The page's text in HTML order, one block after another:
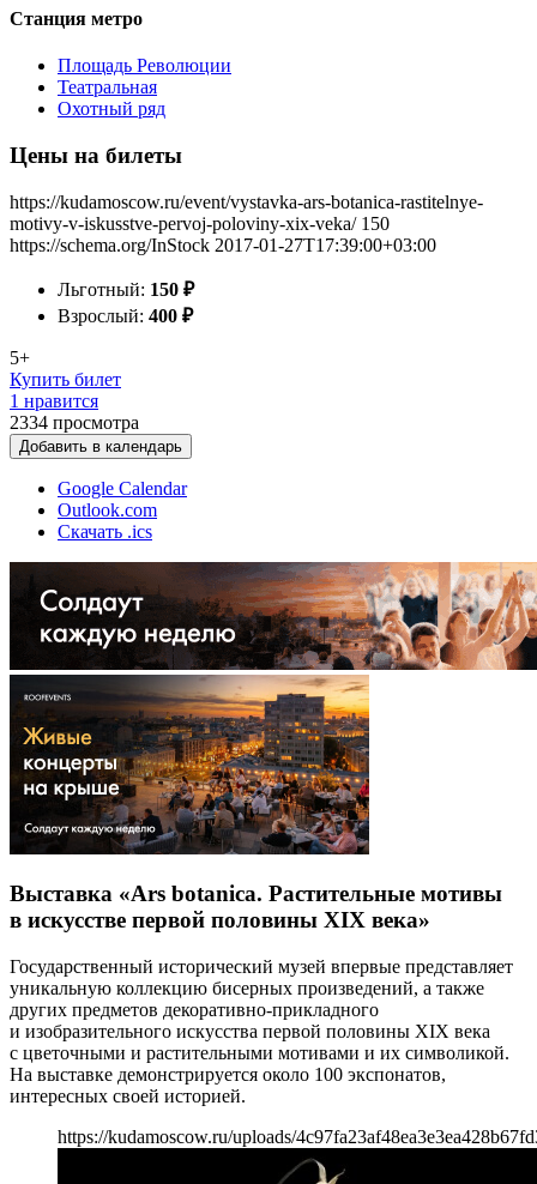
Станция метро
Площадь Революции
Театральная
Охотный ряд
Цены на билеты
https://kudamoscow.ru/event/vystavka-ars-botanica-rastitelnye-
motivy-v-iskusstve-pervoj-poloviny-xix-veka/ 150
https://schema.org/InStock 2017-01-27T17:39:00+03:00
Льготный: 150 ₽
Взрослый: 400 ₽
5+
Купить билет
1 нравится
2334 просмотра
Добавить в календарь
Google Calendar
Outlook.com
Скачать .ics
Выставка «Аrs botanica. Растительные мотивы
в искусстве первой половины XIX века»
Государственный исторический музей впервые представляет
уникальную коллекцию бисерных произведений, а также
других предметов декоративно-прикладного
и изобразительного искусства первой половины XIX века
с цветочными и растительными мотивами и их символикой.
На выставке демонстрируется около 100 экспонатов,
интересных своей историей.
https://kudamoscow.ru/uploads/